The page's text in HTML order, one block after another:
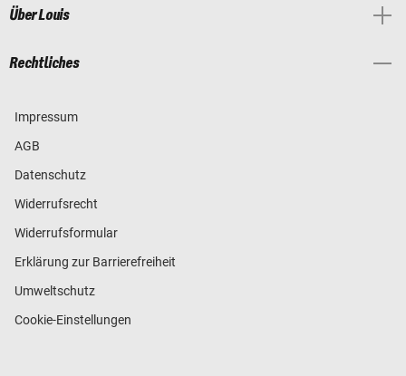
Über Louis
Rechtliches
Impressum
AGB
Datenschutz
Widerrufsrecht
Widerrufsformular
Erklärung zur Barrierefreiheit
Umweltschutz
Cookie-Einstellungen